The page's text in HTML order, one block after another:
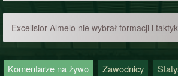
Excellsior Almelo nie wybrał formacji i
Komentarze na żywo Zawodnicy